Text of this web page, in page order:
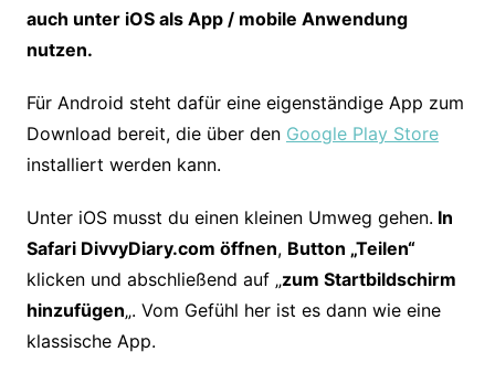
auch unter iOS als App / mobile Anwendung
nutzen.
Für Android steht dafür eine eigenständige App zum
Download bereit, die über den Google Play Store
installiert werden kann.
Unter iOS musst du einen kleinen Umweg gehen. In
Safari DivvyDiary.com öffnen, Button „Teilen“
klicken und abschließend auf „zum Startbildschirm
hinzufügen„. Vom Gefühl her ist es dann wie eine
klassische App.